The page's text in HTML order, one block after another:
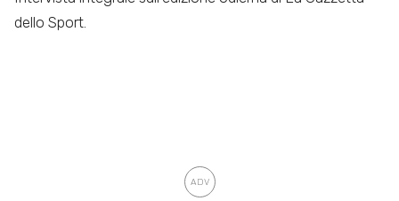
dello Sport.